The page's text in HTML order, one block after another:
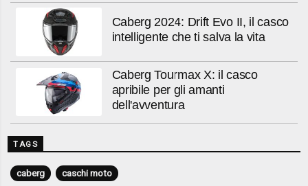
Caberg 2024: Drift Evo II, il casco
intelligente che ti salva la vita
Caberg Tourmax X: il casco
apribile per gli amanti
dell'avventura
TAGS
caberg caschi moto